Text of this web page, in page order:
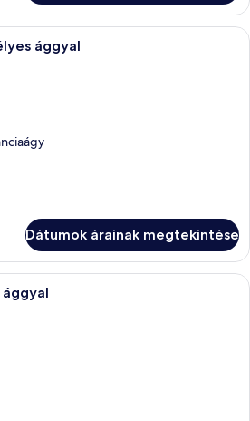
Egy modern szállodai szoba, nagy
ággyal
Dátumok árainak megtekintése
Egy szállodai szoba, amelyben
ággyal